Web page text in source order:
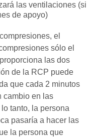
las ventilaciones (si
de apoyo)
el
sólo el
las dos
de la RCP puede
que cada 2 minutos
cambio en las
tanto, la persona
pasaría a hacer las
la persona que